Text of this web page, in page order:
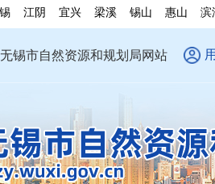
江阴 宜兴 梁溪 锡山 惠山 滨
锡市自然资源和规划局网站